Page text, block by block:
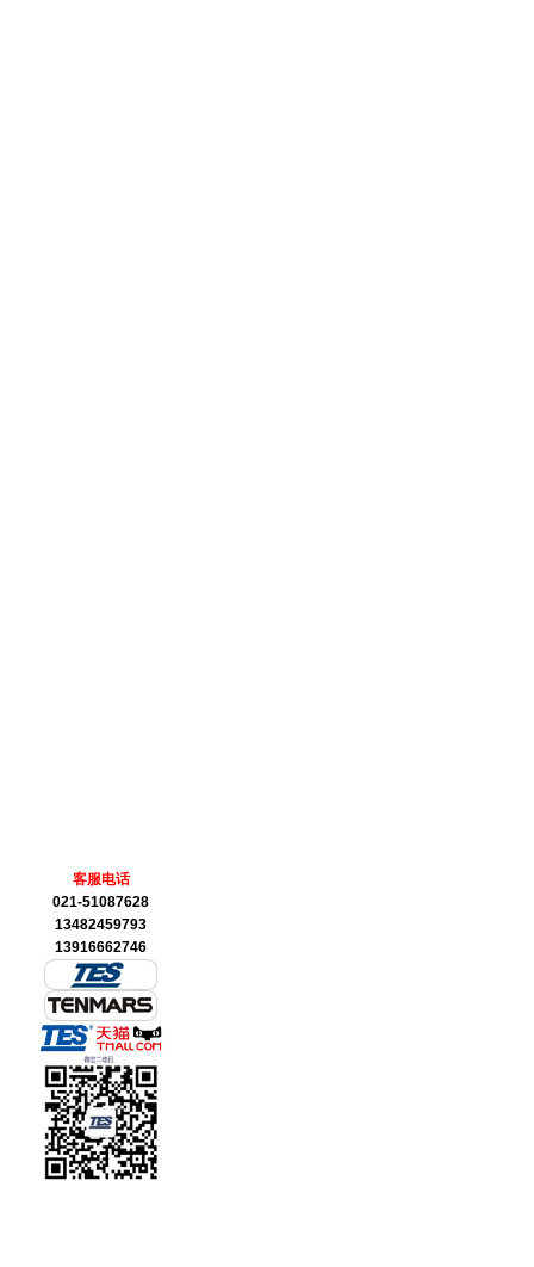
客服电话
021-51087628
13482459793
13916662746